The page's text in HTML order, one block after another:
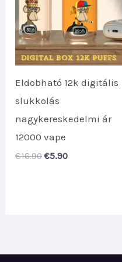
Eldobható 12k digitális
slukkolás
nagykereskedelmi ár
12000 vape
€16.90 Original
€5.90Current